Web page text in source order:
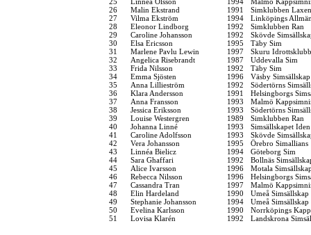
26
Malin Ekstrand 1991
Simklubben Laxen
27
Vilma Ekström 1994
Linköpings
28
Eleonor Lindborg 1992
Simklubben Ran
29
Caroline Johansson 1992
Skövde
30
Elsa Ericsson 1995
Täby Sim
31
Marlene Pavlu Lewin 1997
Skuru Idrottsklubb
32
Angelica Risebrandt 1987
Uddevalla Sim
33
Frida Nilsson 1992
Täby Sim
34
Emma Sjösten 1996
Väsby Simsällskap
35
Anna Lillieström 1992
Södertörns
36
Klara Andersson 1991
Helsingborgs
37
Anna Fransson 1993
Malmö
38
Jessica Eriksson 1993
Södertörns
39
Louise Westergren 1989
Simklubben Ran
40
Johanna Linné 1993
Simsällskapet Iden
41
Caroline Adolfsson 1993
Skövde
42
Vera Johansson 1995
Örebro Simallians
43
Linnéa Bielicz 1994
Göteborg Sim
44
Sara Ghaffari 1992
Bollnäs
45
Alice Ivarsson 1996
Motala
46
Rebecca Nilsson 1996
Helsingborgs
47
Cassandra Tran 1997
Malmö
48
Elin Hardeland 1990
Umeå Simsällskap
49
Stephanie Johansson 1994
Umeå Simsällskap
50
Evelina Karlsson 1990
Norrköpings
51
Lovisa Klarén 1992 Landskrona